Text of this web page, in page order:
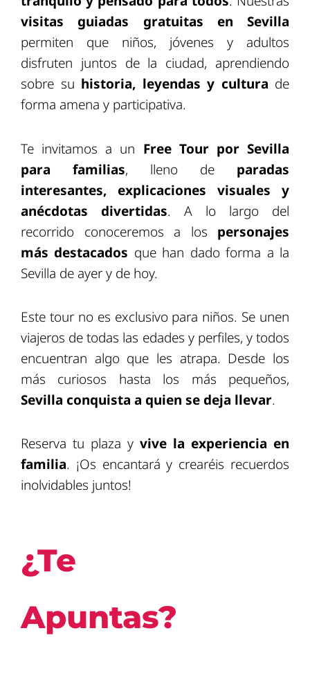
visitas guiadas gratuitas en Sevilla
permiten que niños, jóvenes y adultos
disfruten juntos de la ciudad, aprendiendo
sobre su historia, leyendas y cultura de
forma amena y participativa.
Te invitamos a un Free Tour por Sevilla
para familias, lleno de paradas
interesantes, explicaciones visuales y
anécdotas divertidas. A lo largo del
recorrido conoceremos a los personajes
más destacados que han dado forma a la
Sevilla de ayer y de hoy.
Este tour no es exclusivo para niños. Se unen
viajeros de todas las edades y perfiles, y todos
encuentran algo que les atrapa. Desde los
más curiosos hasta los más pequeños,
Sevilla conquista a quien se deja llevar.
Reserva tu plaza y vive la experiencia en
familia. ¡Os encantará y crearéis recuerdos
inolvidables juntos!
¿Te
Apuntas?